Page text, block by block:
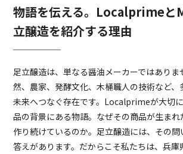
物語を伝える。Localprimeと
立醸造を紹介する理由
足立醸造は、単なる醤油メーカーではありま
然、農家、発酵文化、木桶職人の技術など、
未来へつなぐ存在です。Localprimeが大切
品の背景にある物語。なぜその商品が生まれ
作り続けているのか。足立醸造には、その
答えがあります。だからこそ私たちは、兵庫